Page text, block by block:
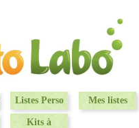
Listes Perso Mes listes
Kits à